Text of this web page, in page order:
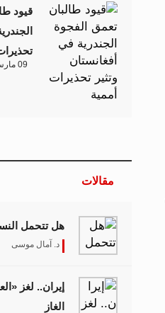
قيود
09 مارس 2026 - 14:09
مقالات
هل تتحمل النساء
د. آمال موسى
إيران.. لغز
الغاز